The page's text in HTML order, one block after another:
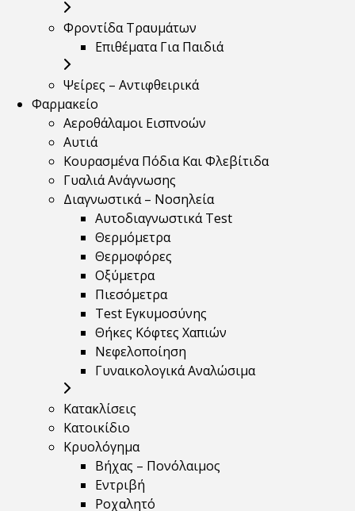
Φροντίδα Τραυμάτων
Επιθέματα Για Παιδιά
Ψείρες – Αντιφθειρικά
Φαρμακείο
Αεροθάλαμοι Εισπνοών
Αυτιά
Κουρασμένα Πόδια Και Φλεβίτιδα
Γυαλιά Ανάγνωσης
Διαγνωστικά – Νοσηλεία
Αυτοδιαγνωστικά Test
Θερμόμετρα
Θερμοφόρες
Οξύμετρα
Πιεσόμετρα
Test Εγκυμοσύνης
Θήκες Κόφτες Χαπιών
Νεφελοποίηση
Γυναικολογικά Αναλώσιμα
Κατακλίσεις
Κατοικίδιο
Κρυολόγημα
Βήχας – Πονόλαιμος
Εντριβή
Ροχαλητό